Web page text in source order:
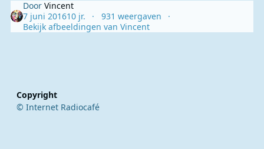
DoorVincent
7 juni 201610 jr.
931 weergaven
Bekijk afbeeldingen van Vincent
Copyright
© Internet Radiocafé